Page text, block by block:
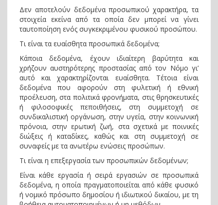
Δεν αποτελούν δεδομένα προσωπικού χαρακτήρα, τα
στοιχεία εκείνα από τα οποία δεν μπορεί να γίνει
ταυτοποίηση ενός συγκεκριμένου φυσικού προσώπου.
Τι είναι τα ευαίσθητα προσωπικά δεδομένα;
Κάποια δεδομένα, έχουν ιδιαίτερη βαρύτητα και
χρήζουν αυστηρότερης προστασίας από τον Νόμο γι’
αυτό και χαρακτηρίζονται ευαίσθητα. Τέτοια είναι
δεδομένα που αφορούν στη φυλετική ή εθνική
προέλευση, στα πολιτικά φρονήματα, στις θρησκευτικές
ή φιλοσοφικές πεποιθήσεις, στη συμμετοχή σε
συνδικαλιστική οργάνωση, στην υγεία, στην κοινωνική
πρόνοια, στην ερωτική ζωή, στα σχετικά με ποινικές
διώξεις ή καταδίκες, καθώς και στη συμμετοχή σε
συναφείς με τα ανωτέρω ενώσεις προσώπων.
Τι είναι η επεξεργασία των προσωπικών δεδομένων;
Είναι κάθε εργασία ή σειρά εργασιών σε προσωπικά
δεδομένα, η οποία πραγματοποιείται από κάθε φυσικό
ή νομικό πρόσωπο δημοσίου ή ιδιωτικού δικαίου, με τη